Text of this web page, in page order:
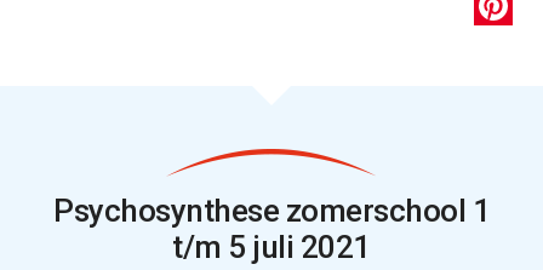
Twitter
Psychosynthese zomerschool 1
t/m 5 juli 2021